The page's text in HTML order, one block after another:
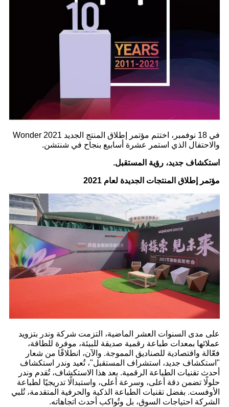
في 18 نوفمبر، اختتم مؤتمر إطلاق المنتج الجديد Wonder 2021
والاحتفال الذي استمر عشرة أسابيع بنجاح في شنتشن.
استكشاف جديد، رؤية المستقبل.
مؤتمر إطلاق المنتجات الجديدة لعام 2021
على مدى السنوات العشر الماضية، التزمت شركة وندر بتزويد
عملائها بمعدات طباعة رقمية صديقة للبيئة، موفرة للطاقة،
فعّالة واقتصادية للصناديق المموجة. والآن، انطلاقًا من شعار
"استكشاف جديد، استشراف المستقبل"، تُعيد وندر استكشاف
أحدث تقنيات الطباعة الرقمية. بعد هذا الاستكشاف، تُقدم وندر
حلولًا تضمن دقة أعلى، وسرعة أعلى، واستبدالًا تدريجيًا لطباعة
الأوفست. بفضل تقنيات الطباعة الذكية والحرفية المتقدمة، تُلبي
الشركة احتياجات السوق، بل وتُواكب أحدث اتجاهاته.